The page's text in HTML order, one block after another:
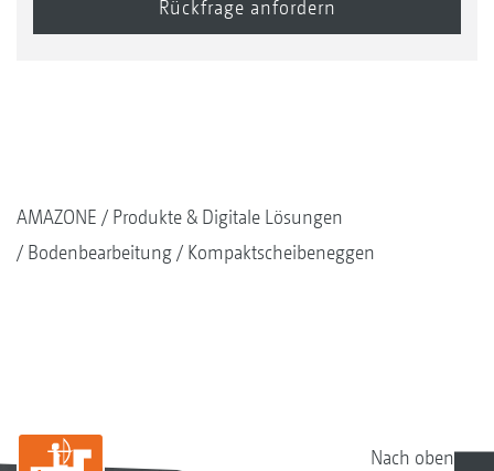
AMAZONE
Produkte & Digitale Lösungen
Bodenbearbeitung
Kompaktscheibeneggen
Nach oben